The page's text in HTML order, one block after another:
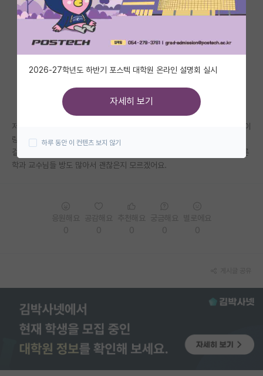
베스트 게시판
IF 명예의전당
자유 게시판(아무개랩)
미국 유학 게시판
미국 대학원 합격 후기 게시판
대학원 합격 후기 게시판
연구실(PI) 홍보 게시판
임용 후기 게시판
PI 전용 게시판
인문사회 계열 게시판
특수/전문대학원 게시판
저는 학부생인데 제가 정말 존경하는 교수님이 계시거든요. 그래서 초콜릿이
랑 조금 샀는데 드려도 될까요? 다른 교수님들도 다 너무 좋으셔서 똑같은
걸로 샀는데, 교수님 연구실 문고리에 걸어 놓고 가도 될까요? 옆 방에 다른
학과 교수님들 방도 많아서 괜찮은지 모르겠어요.
2026-27학년도 하반기 포스텍 대학원 온라인 설명회 실시
자세히 보기
하루 동안 이 컨텐츠 보지 않기